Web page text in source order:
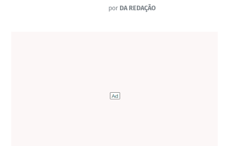
por DA REDAÇÃO